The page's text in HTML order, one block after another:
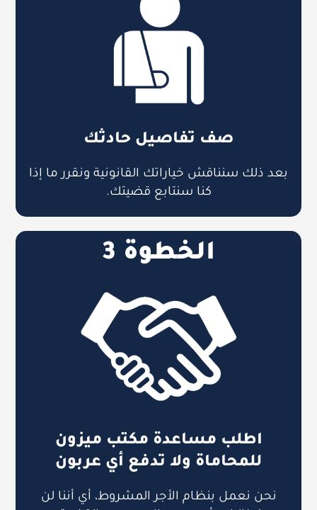
صف تفاصيل حادثك
بعد ذلك سنناقش خياراتك القانونية ونقرر ما إذا
كنا سنتابع قضيتك.
الخطوة 3
اطلب مساعدة مكتب ميزون
للمحاماة ولا تدفع أي عربون
نحن نعمل بنظام الأجر المشروط، أي أننا لن